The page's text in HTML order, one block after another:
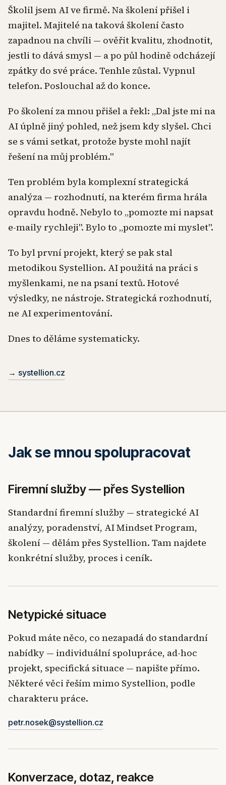
Školil jsem AI ve firmě. Na školení přišel i
majitel. Majitelé na taková školení často
zapadnou na chvíli — ověřit kvalitu, zhodnotit,
jestli to dává smysl — a po půl hodině odcházejí
zpátky do své práce. Tenhle zůstal. Vypnul
telefon. Poslouchal až do konce.
Po školení za mnou přišel a řekl: „Dal jste mi na
AI úplně jiný pohled, než jsem kdy slyšel. Chci
se s vámi setkat, protože byste mohl najít
řešení na můj problém."
Ten problém byla komplexní strategická
analýza — rozhodnutí, na kterém firma hrála
opravdu hodně. Nebylo to „pomozte mi napsat
e-maily rychleji". Bylo to „pomozte mi myslet".
To byl první projekt, který se pak stal
metodikou Systellion. AI použitá na práci s
myšlenkami, ne na psaní textů. Hotové
výsledky, ne nástroje. Strategická rozhodnutí,
ne AI experimentování.
Dnes to děláme systematicky.
→ systellion.cz
Jak se mnou spolupracovat
Firemní služby — přes Systellion
Standardní firemní služby — strategické AI
analýzy, poradenství, AI Mindset Program,
školení — dělám přes Systellion. Tam najdete
konkrétní služby, proces i ceník.
Netypické situace
Pokud máte něco, co nezapadá do standardní
nabídky — individuální spolupráce, ad-hoc
projekt, specifická situace — napište přímo.
Některé věci řeším mimo Systellion, podle
charakteru práce.
petr.nosek@systellion.cz
Konverzace, dotaz, reakce